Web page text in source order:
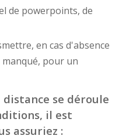
de powerpoints, de
en cas d'absence
pour un
se déroule
il est
assuriez :